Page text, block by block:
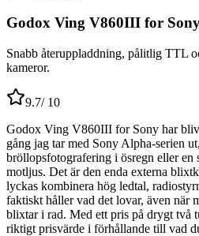
Godox Ving V860III for
Snabb återuppladdning, pålitlig TTL
kameror.
9.7/ 10
Godox Ving V860III for Sony har
gång jag tar med Sony Alpha-serien
bröllopsfotografering i ösregn eller en
motljus. Det är den enda externa
lyckas kombinera hög ledtal,
faktiskt håller vad det lovar, även när
blixtar i rad. Med ett pris på drygt två
riktigt prisvärde i förhållande till vad